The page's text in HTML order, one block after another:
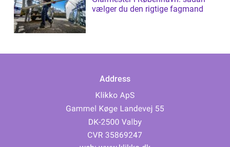
vælger du den rigtige fagmand
Address